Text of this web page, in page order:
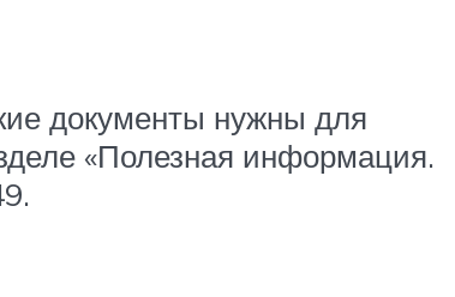
документы нужны для
«Полезная информация.